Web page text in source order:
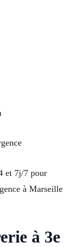
et 7j/7 pour
à Marseille
à 3e